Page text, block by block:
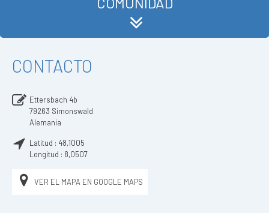
CONTACTO
Ettersbach 4b
79263 Simonswald
Alemania
Latitud : 48,1005
Longitud : 8,0507
VER EL MAPA EN GOOGLE MAPS